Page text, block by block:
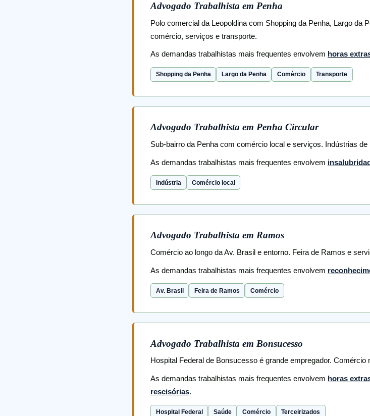
Advogado Trabalhista em Penha
Polo comercial da Leopoldina com Shopping da Penha, Largo da
comércio, serviços e transporte.
As demandas trabalhistas mais frequentes envolvem horas
Shopping da Penha Largo da Penha Comércio Transporte
Advogado Trabalhista em Penha Circular
Sub-bairro da Penha com comércio local e serviços. Indústrias de
As demandas trabalhistas mais frequentes envolvem
Indústria Comércio local
Advogado Trabalhista em Ramos
Comércio ao longo da Av. Brasil e entorno. Feira de Ramos e
As demandas trabalhistas mais frequentes envolvem
Av. Brasil Feira de Ramos Comércio
Advogado Trabalhista em Bonsucesso
Hospital Federal de Bonsucesso é grande empregador. Comércio
As demandas trabalhistas mais frequentes envolvem horas
rescisórias.
Hospital Federal Saúde Comércio Terceirizados